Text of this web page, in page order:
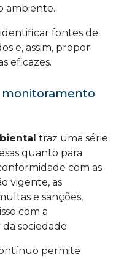
ambiente.
identificar fontes de
e, assim, propor
eficazes.
monitoramento
traz uma série
quanto para
com as
vigente, as
e sanções,
com a
sociedade.
permite